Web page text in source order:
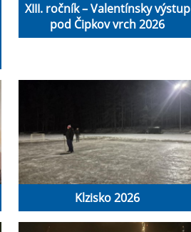
XIII. ročník – Valentínsky výstup
pod Čipkov vrch 2026
Klzisko 2026